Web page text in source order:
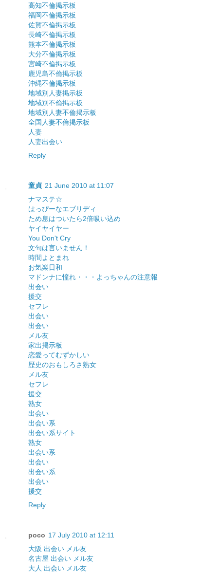
高知不倫掲示板
福岡不倫掲示板
佐賀不倫掲示板
長崎不倫掲示板
熊本不倫掲示板
大分不倫掲示板
宮崎不倫掲示板
鹿児島不倫掲示板
沖縄不倫掲示板
地域別人妻掲示板
地域別不倫掲示板
地域別人妻不倫掲示板
全国人妻不倫掲示板
人妻
人妻出会い
Reply
童貞 21 June 2010 at 11:07
ナマステ☆
はっぴーなエブリディ
ため息はついたら2倍吸い込め
ヤイヤイヤー
You Don't Cry
文句は言いません！
時間よとまれ
お気楽日和
マドンナに憧れ・・・ よっちゃんの注意報
出会い
援交
セフレ
出会い
出会い
メル友
家出掲示板
恋愛ってむずかしい
歴史のおもしろさ熟女
メル友
セフレ
援交
熟女
出会い
出会い系
出会い系サイト
熟女
出会い系
出会い
出会い系
出会い
援交
Reply
poco 17 July 2010 at 12:11
大阪 出会い メル友
名古屋 出会い メル友
大人 出会い メル友